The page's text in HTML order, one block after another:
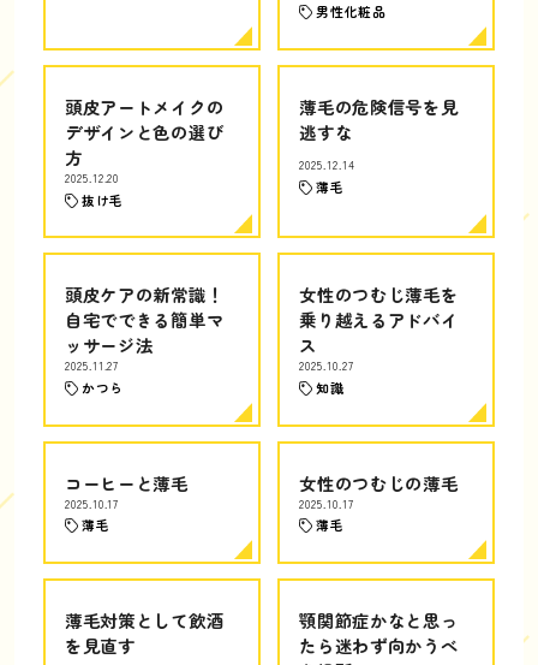
男性化粧品
頭皮アートメイクの
デザインと色の選び
方
2025.12.20
抜け毛
薄毛の危険信号を見
逃すな
2025.12.14
薄毛
頭皮ケアの新常識！
自宅でできる簡単マ
ッサージ法
2025.11.27
かつら
女性のつむじ薄毛を
乗り越えるアドバイ
ス
2025.10.27
知識
コーヒーと薄毛
2025.10.17
薄毛
女性のつむじの薄毛
2025.10.17
薄毛
薄毛対策として飲酒
を見直す
顎関節症かなと思っ
たら迷わず向かうべ